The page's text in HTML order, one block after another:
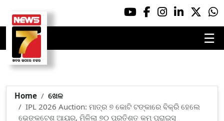
☰
Home
ଖେଳ
IPL 2026 Auction: ମାତ୍ର ୭ କୋଟି ଟଙ୍କାରେ ବିକ୍ରି ହେଲେ
ଭେଙ୍କଟେଶ ଆୟର, ମିଳିଲା ୭୦ ପ୍ରତିଶତ କମ୍ ପ୍ରାଇସ୍‌